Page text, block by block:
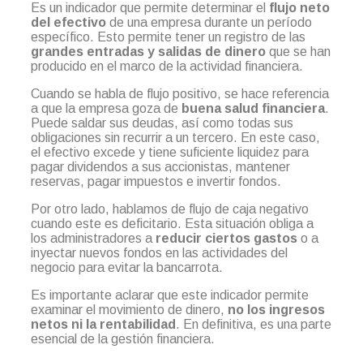
Es un indicador que permite determinar el flujo neto
del efectivo de una empresa durante un período
específico. Esto permite tener un registro de las
grandes entradas y salidas de dinero que se han
producido en el marco de la actividad financiera.
Cuando se habla de flujo positivo, se hace referencia
a que la empresa goza de buena salud financiera.
Puede saldar sus deudas, así como todas sus
obligaciones sin recurrir a un tercero. En este caso,
el efectivo excede y tiene suficiente liquidez para
pagar dividendos a sus accionistas, mantener
reservas, pagar impuestos e invertir fondos.
Por otro lado, hablamos de flujo de caja negativo
cuando este es deficitario. Esta situación obliga a
los administradores a reducir ciertos gastos o a
inyectar nuevos fondos en las actividades del
negocio para evitar la bancarrota.
Es importante aclarar que este indicador permite
examinar el movimiento de dinero, no los ingresos
netos ni la rentabilidad . En definitiva, es una parte
esencial de la gestión financiera.